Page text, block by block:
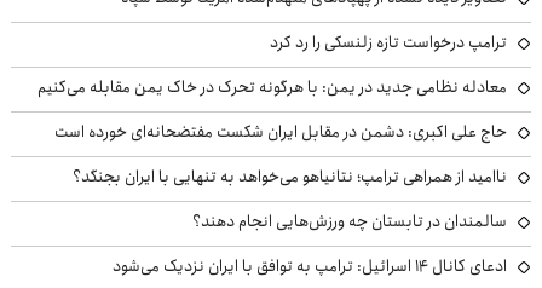
ترامپ درخواست تازه زلنسکی را رد کرد
معادله نظامی جدید در یمن: با هرگونه تحرک در خاک یمن مقابله می‌کنیم
حاج علی اکبری: دشمن در مقابل ایران شکست مفتضحانه‌ای خورده است
ناامید از همراهی ترامپ؛ نتانیاهو می‌خواهد به تنهایی با ایران بجنگد؟
سالمندان در تابستان چه ورزش‌هایی انجام دهند؟
ادعای کانال ۱۴ اسرائیل: ترامپ به توافق با ایران نزدیک می‌شود